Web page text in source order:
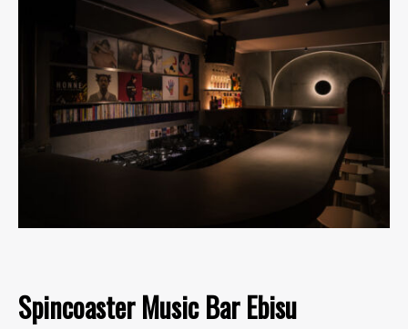
Spincoaster Music Bar Ebisu